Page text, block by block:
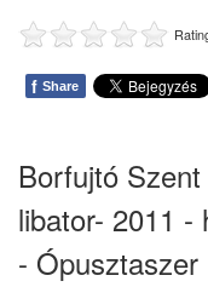
f Share
Borfujtó
libator- 2011 -
- Ópusztaszer